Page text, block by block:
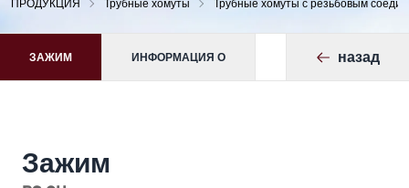
ПРОДУКЦИЯ Трубные хомуты Трубные хомуты с резьбовым
ЗАЖИМ ИНФОРМАЦИЯ О назад
Зажим